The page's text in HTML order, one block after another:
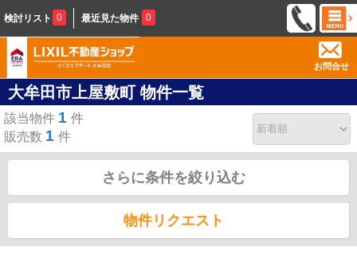
検討リスト 0 最近見た物件 0
お問合せ
大牟田市上屋敷町 物件一覧
該当物件 1 件
販売数 1 件
さらに条件を絞り込む
物件リクエスト